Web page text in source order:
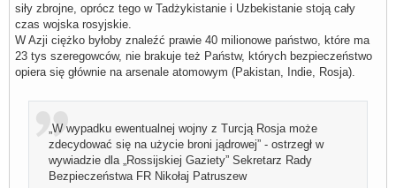
siły zbrojne, oprócz tego w Tadżykistanie i Uzbekistanie stoją cały
czas wojska rosyjskie.
W Azji ciężko byłoby znaleźć prawie 40 milionowe państwo, które ma
23 tys szeregowców, nie brakuje też Państw, których bezpieczeństwo
opiera się głównie na arsenale atomowym (Pakistan, Indie, Rosja).
„W wypadku ewentualnej wojny z Turcją Rosja może
zdecydować się na użycie broni jądrowej” - ostrzegł w
wywiadzie dla „Rossijskiej Gaziety” Sekretarz Rady
Bezpieczeństwa FR Nikołaj Patruszew